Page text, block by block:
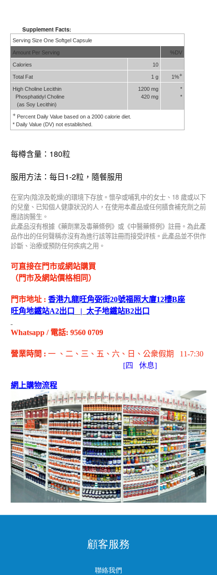
Supplement Facts:
Serving SizeOne Softgel Capsule
Amount Per Serving %DV
Calories 10
Total Fat 1 g 1%+
High Choline Lecithin
Phosphatidyl Choline
(as Soy Lecithin)
1200 mg
420 mg
*
*
+ Percent Daily Value based on a 2000 calorie diet.
* Daily Value (DV) not established.
每樽含量：180粒
服用方法：每日1-2粒，隨餐服用
在室内(陰涼及乾燥)的環境下存放。懷孕或哺乳中的女士、 18 歲或以下
的兒童、已知個人健康狀況的人，在使用本產品或任何膳食補充劑之前
應諮詢醫生。
此產品沒有根據《藥劑業及毒藥條例》或《中醫藥條例》註冊。為此產
品作出的任何聲稱亦沒有為進行該等註冊而接受評核。此產品並不供作
診斷、治療或預防任何疾病之用。
可直接在門市或網站購買
（門市及網站價格相同）
門市地址 : 香港九龍旺角弼街20號福照大廈12樓B座
旺角地鐵站A2出 口 | 太子地鐵站B2出 口
Whatsapp / 電話: 9560 0709
營業時間 : 一 、二、三、五 、六 、日 、公衆假期
11-7:30
[四 休息]
網上購物流程
顧客服務
聯絡我們